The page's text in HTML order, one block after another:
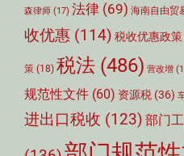
森律师 (17) 法律 (69) 海南自由贸
收优惠 (114) 税收优惠政策
策 (18) 税法 (486) 营改增
规范性文件 (60) 资源税 (36)
进出口税收 (123) 部门